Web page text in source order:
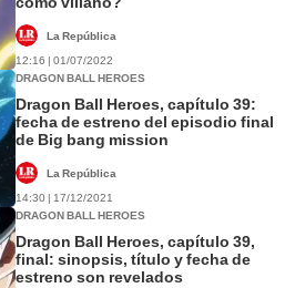
La República
12:16 | 01/07/2022
DRAGON BALL HEROES
Dragon Ball Heroes, capítulo 39:
fecha de estreno del episodio final
de Big bang mission
La República
14:30 | 17/12/2021
DRAGON BALL HEROES
Dragon Ball Heroes, capítulo 39,
final: sinopsis, título y fecha de
estreno son revelados